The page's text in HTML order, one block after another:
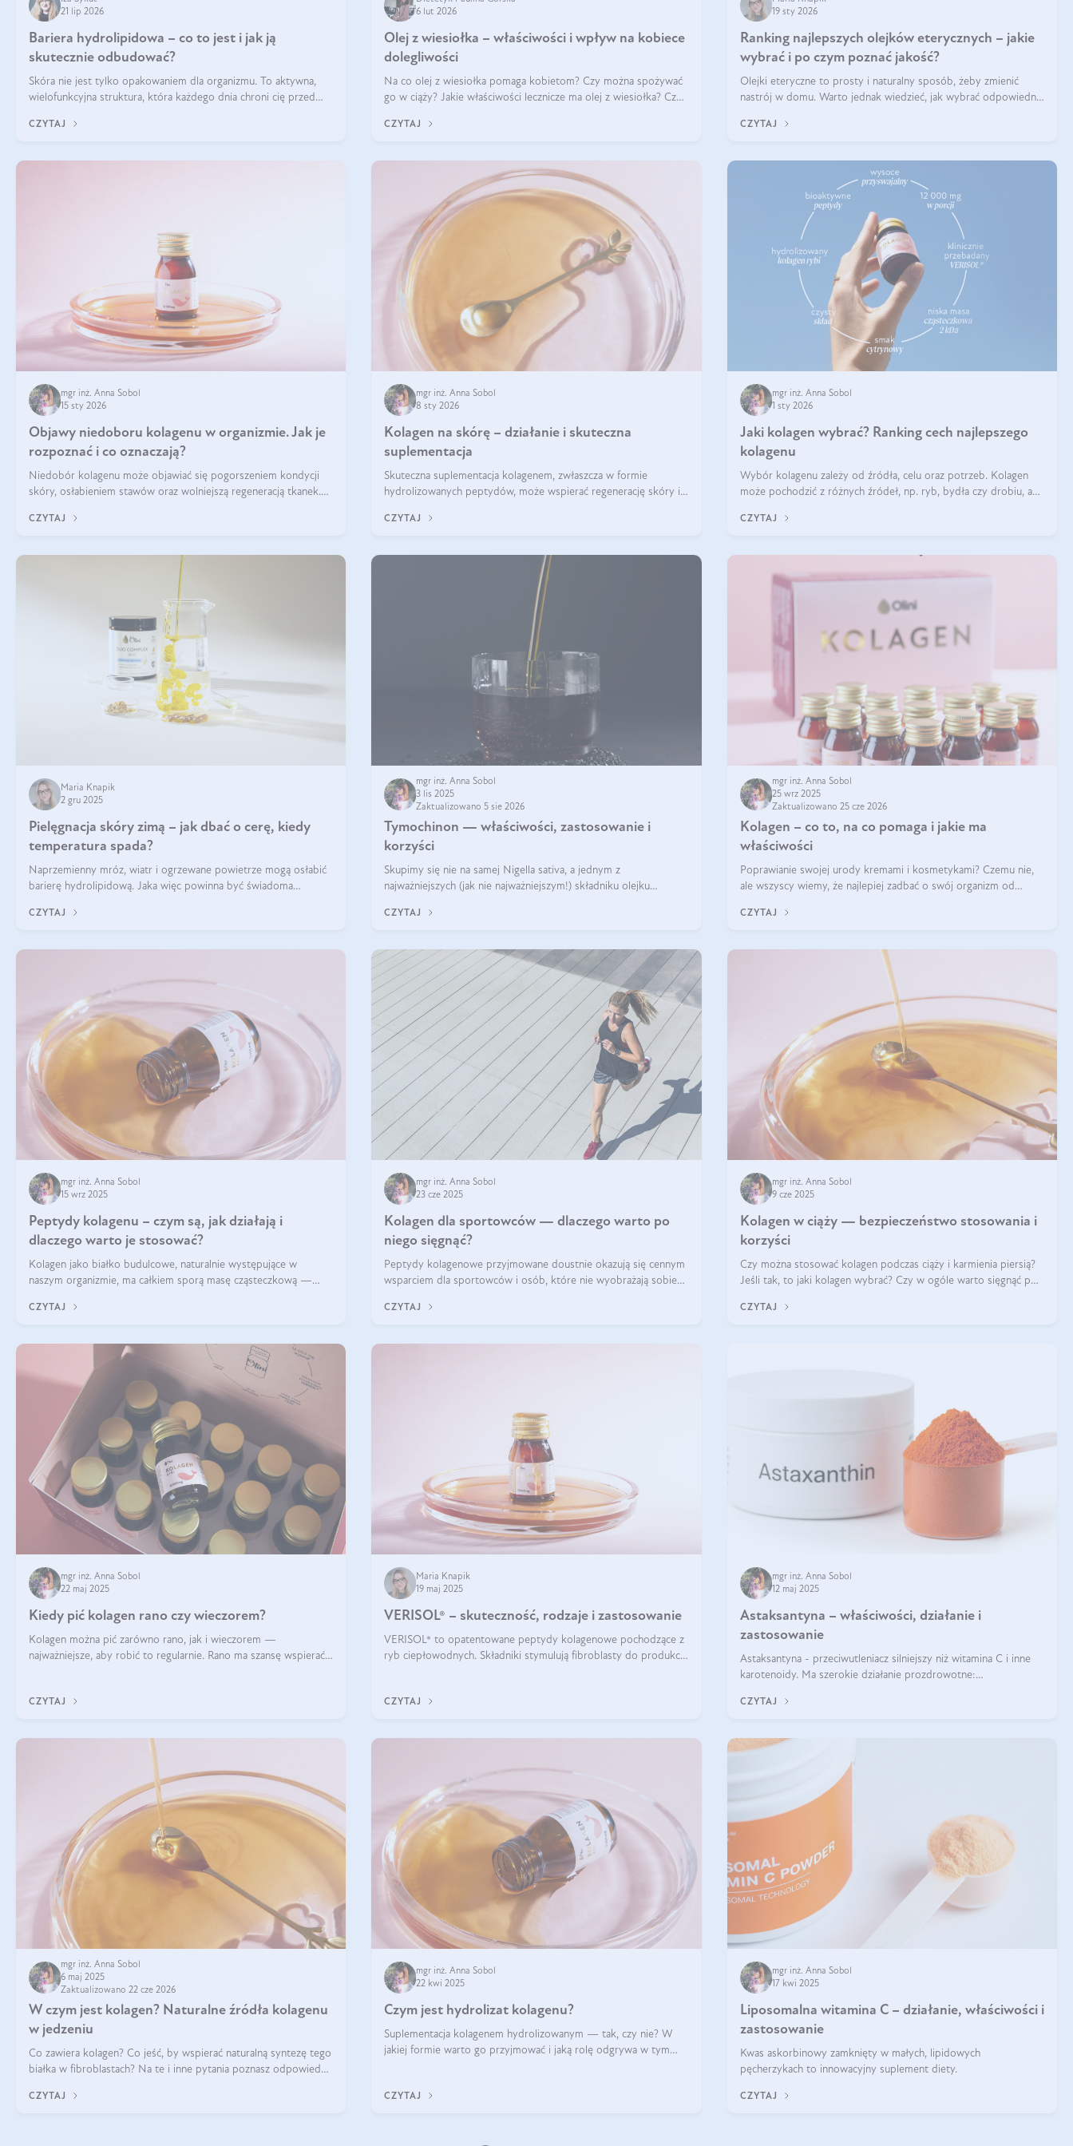
21 lip 2026
Bariera hydrolipidowa – co to jest i jak ją
skutecznie odbudować?
Skóra nie jest tylko opakowaniem dla organizmu. To aktywna,
wielofunkcyjna struktura, która każdego dnia chroni cię przed
środowiskowymi. Jednym z jej kluczowych elementów jest
CZYTAJ
6 lut 2026
Olej z wiesiołka – właściwości i wpływ na kobiece
dolegliwości
Na co olej z wiesiołka pomaga kobietom? Czy można spożywać
go w ciąży? Jakie właściwości lecznicze ma olej z wiesiołka? Czy
efekty? Jaka jes
CZYTAJ
19 sty 2026
Ranking najlepszych olejków eterycznych – jakie
wybrać i po czym poznać jakość?
Olejki eteryczne to prosty i naturalny sposób, żeby zmienić
nastrój w domu. Warto jednak wiedzieć, jak wybrać odpowiednie
eteryczne są najlepsze? Poznaj najważniejsze kryteria wyboru!
CZYTAJ
mgr inż. Anna Sobol
15 sty 2026
Objawy niedoboru kolagenu w organizmie. Jak je
rozpoznać i co oznaczają?
Niedobór kolagenu może objawiać się pogorszeniem kondycji
skóry, osłabieniem stawów oraz wolniejszą regeneracją tkanek.
skóry, bóle stawów, łamliwość paznokci oraz osłabienie włosów.
CZYTAJ
mgr inż. Anna Sobol
8 sty 2026
Kolagen na skórę – działanie i skuteczna
suplementacja
Skuteczna suplementacja kolagenem, zwłaszcza w formie
hydrolizowanych peptydów, może wspierać regenerację skóry i
regularnością stosowania.
CZYTAJ
mgr inż. Anna Sobol
1 sty 2026
Jaki kolagen wybrać? Ranking cech najlepszego
kolagenu
Wybór kolagenu zależy od źródła, celu oraz potrzeb. Kolagen
może pochodzić z różnych źródeł, np. ryb, bydła czy drobiu, a
sprawdza się kolagen rybi, a dla wspierania stawów — kolagen
CZYTAJ
Maria Knapik
2 gru 2025
Pielęgnacja skóry zimą – jak dbać o cerę, kiedy
temperatura spada?
Naprzemienny mróz, wiatr i ogrzewane powietrze mogą osłabić
barierę hydrolipidową. Jaka więc powinna być świadoma
CZYTAJ
mgr inż. Anna Sobol
3 lis 2025
Zaktualizowano 5 sie 2026
Tymochinon — właściwości, zastosowanie i
korzyści
Skupimy się nie na samej Nigella sativa, a jednym z
najważniejszych (jak nie najważniejszym!) składniku olejku
CZYTAJ
mgr inż. Anna Sobol
25 wrz 2025
Zaktualizowano 25 cze 2026
Kolagen – co to, na co pomaga i jakie ma
właściwości
Poprawianie swojej urody kremami i kosmetykami? Czemu nie,
ale wszyscy wiemy, że najlepiej zadbać o swój organizm od
zewnętrzny prezentował się zdrowo i atrakcyjnie. Stosowanie
CZYTAJ
mgr inż. Anna Sobol
15 wrz 2025
Peptydy kolagenu – czym są, jak działają i
dlaczego warto je stosować?
Kolagen jako białko budulcowe, naturalnie występujące w
naszym organizmie, ma całkiem sporą masę cząsteczkową —
formie, byłby trudno strawialny. Aby był lepiej przyswajalny i
CZYTAJ
mgr inż. Anna Sobol
23 cze 2025
Kolagen dla sportowców — dlaczego warto po
niego sięgnąć?
Peptydy kolagenowe przyjmowane doustnie okazują się cennym
wsparciem dla sportowców i osób, które nie wyobrażają sobie
CZYTAJ
mgr inż. Anna Sobol
9 cze 2025
Kolagen w ciąży — bezpieczeństwo stosowania i
korzyści
Czy można stosować kolagen podczas ciąży i karmienia piersią?
Jeśli tak, to jaki kolagen wybrać? Czy w ogóle warto sięgnąć po
CZYTAJ
mgr inż. Anna Sobol
22 maj 2025
Kiedy pić kolagen rano czy wieczorem?
Kolagen można pić zarówno rano, jak i wieczorem —
najważniejsze, aby robić to regularnie. Rano ma szansę wspierać
CZYTAJ
Maria Knapik
19 maj 2025
VERISOL® – skuteczność, rodzaje i zastosowanie
VERISOL® to opatentowane peptydy kolagenowe pochodzące z
ryb ciepłowodnych. Składniki stymulują fibroblasty do produkcji
komórek skóry.
CZYTAJ
mgr inż. Anna Sobol
12 maj 2025
Astaksantyna – właściwości, działanie i
zastosowanie
Astaksantyna - przeciwutleniacz silniejszy niż witamina C i inne
karotenoidy. Ma szerokie działanie prozdrowotne:
CZYTAJ
mgr inż. Anna Sobol
6 maj 2025
Zaktualizowano 22 cze 2026
W czym jest kolagen? Naturalne źródła kolagenu
w jedzeniu
Co zawiera kolagen? Co jeść, by wspierać naturalną syntezę tego
białka w fibroblastach? Na te i inne pytania poznasz odpowiedź
CZYTAJ
mgr inż. Anna Sobol
22 kwi 2025
Czym jest hydrolizat kolagenu?
Suplementacja kolagenem hydrolizowanym — tak, czy nie? W
jakiej formie warto go przyjmować i jaką rolę odgrywa w tym
CZYTAJ
mgr inż. Anna Sobol
17 kwi 2025
Liposomalna witamina C – działanie, właściwości i
zastosowanie
Kwas askorbinowy zamknięty w małych, lipidowych
pęcherzykach to innowacyjny suplement diety.
CZYTAJ